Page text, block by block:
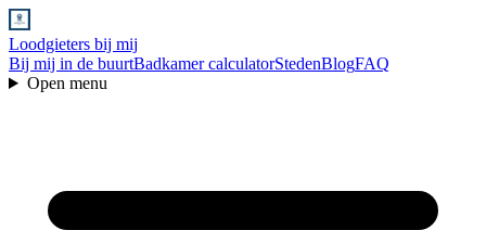
Loodgieters bij mij
Bij mij in de buurtBadkamer calculatorStedenBlogFAQ
Open menu